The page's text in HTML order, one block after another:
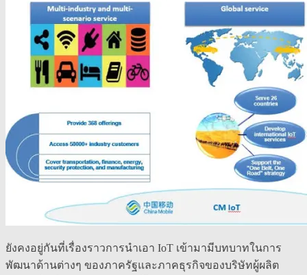
ยังคงอยู่กันที่เรื่องราวการนำเอา IoT เข้ามามีบทบาทในการ
พัฒนาด้านต่างๆ ของภาครัฐและภาคธุรกิจของบริษัทผู้ผลิต